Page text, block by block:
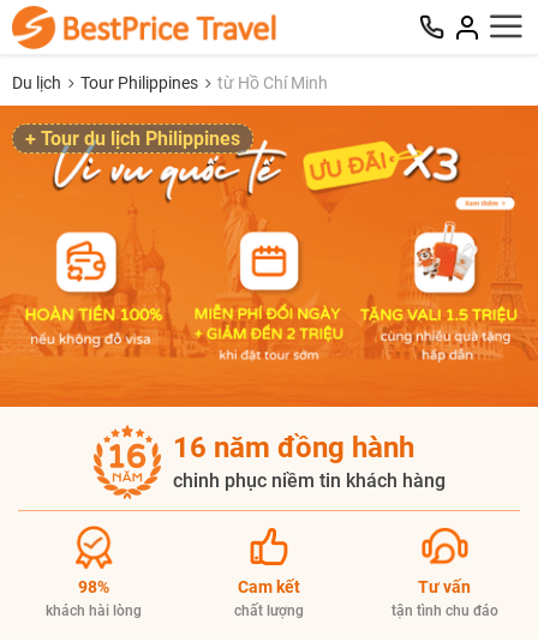
Du lịch Tour Philippines từ Hồ Chí Minh
+ Tour du lịch Philippines
16 năm đồng hành
chinh phục niềm tin khách hàng
98%
khách hài lòng
Cam kết
chất lượng
Tư vấn
tận tình chu đáo